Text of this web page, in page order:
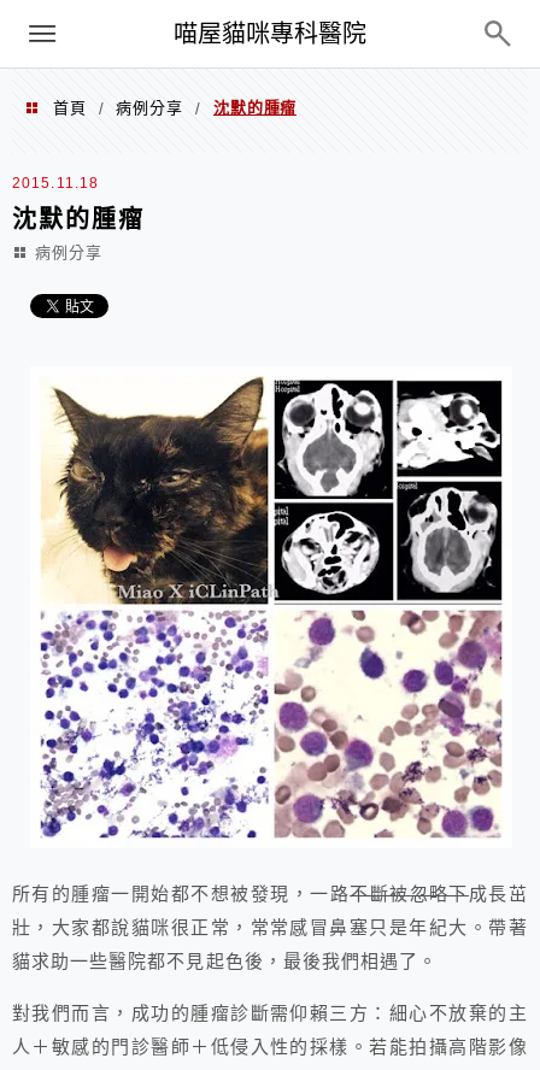
喵屋貓咪專科醫院
Menu
首頁 / 病例分享 / 沈默的腫瘤
2015.11.18
沈默的腫瘤
病例分享
所有的腫瘤一開始都不想被發現，一路不斷被忽略下成長茁
壯 ，大家都說貓咪很正常，常常感冒鼻塞只是年紀大。帶著
貓求助一些醫院都不見起色後，最後我們相遇了。
對我們而言，成功的腫瘤診斷需仰賴三方：細心不放棄的主
人＋敏感的門診醫師＋低侵入性的採樣。若能拍攝高階影像